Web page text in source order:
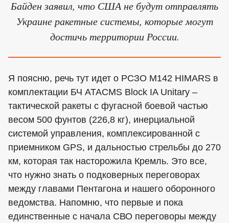
Байден заявил, что США не будут отправлять
Украине ракетные системы, которые могут
достичь территории России.
Я поясню, речь тут идет о РСЗО М142 HIMARS в
комплектации БЧ ATACMS Block IA Unitary –
тактической ракеты с фугасной боевой частью
весом 500 фунтов (226,8 кг), инерциальной
системой управления, комплексированной с
приемником GPS, и дальностью стрельбы до 270
км, которая так насторожила Кремль. Это все,
что нужно знать о подковерных переговорах
между главами Пентагона и нашего оборонного
ведомства. Напомню, что первые и пока
единственные с начала СВО переговоры между